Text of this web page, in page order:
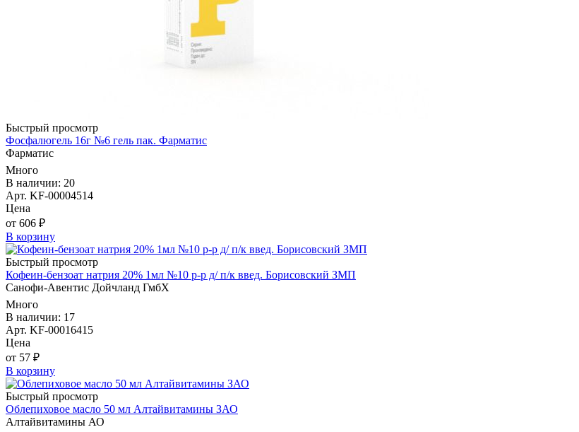
Быстрый просмотр
Фосфалюгель 16г №6 гель пак. Фарматис
Фарматис
Много
В наличии: 20
Арт. KF-00004514
Цена
от 606 ₽
В корзину
Быстрый просмотр
Кофеин-бензоат натрия 20% 1мл №10 р-р д/ п/к введ. Борисовский ЗМП
Санофи-Авентис Дойчланд ГмбХ
Много
В наличии: 17
Арт. KF-00016415
Цена
от 57 ₽
В корзину
Быстрый просмотр
Облепиховое масло 50 мл Алтайвитамины ЗАО
Алтайвитамины АО